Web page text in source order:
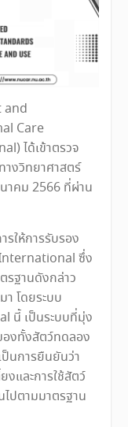
and
Care
ได้เข้าตรวจ
างวิทยาศาสตร์
าคม 2566 ที่ผ่าน
ให้การรับรอง
ซึ่ง
รฐานดังกล่าว
โดยระบบ
นี้ เป็นระบบที่มุ่ง
งทั้งสัตว์ทดลอง
นการยืนยันว่า
งและการใช้สัตว์
ปตามมาตรฐาน